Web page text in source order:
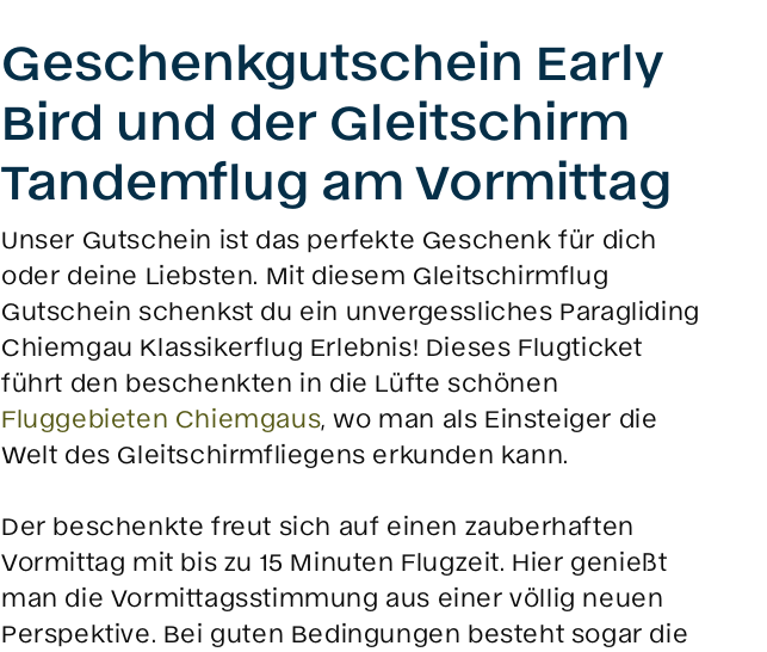
Geschenkgutschein Early
Bird und der Gleitschirm
Tandemflug am Vormittag
Unser Gutschein ist das perfekte Geschenk für dich
oder deine Liebsten. Mit diesem Gleitschirmflug
Gutschein schenkst du ein unvergessliches Paragliding
Chiemgau Klassikerflug Erlebnis! Dieses Flugticket
führt den beschenkten in die Lüfte schönen
Fluggebieten Chiemgaus, wo man als Einsteiger die
Welt des Gleitschirmfliegens erkunden kann.
Der beschenkte freut sich auf einen zauberhaften
Vormittag mit bis zu 15 Minuten Flugzeit. Hier genießt
man die Vormittagsstimmung aus einer völlig neuen
Perspektive. Bei guten Bedingungen besteht sogar die